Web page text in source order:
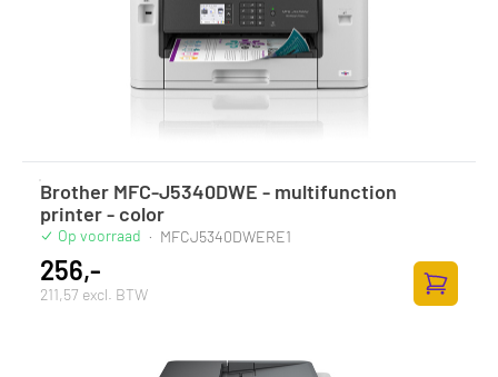
Brother MFC-J5340DWE - multifunction
printer - color
Op voorraad · MFCJ5340DWERE1
256,-
211,57 excl. BTW
Zum